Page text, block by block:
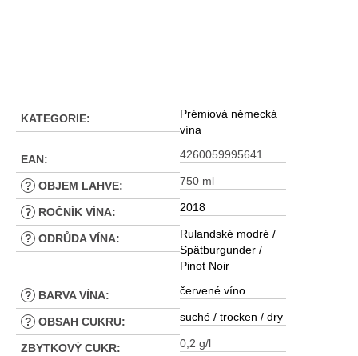
KATEGORIE:
Prémiová německá
vína
EAN: 4260059995641
? OBJEM LAHVE: 750 ml
? ROČNÍK VÍNA: 2018
? ODRŮDA VÍNA:
Rulandské modré /
Spätburgunder /
Pinot Noir
? BARVA VÍNA: červené víno
? OBSAH CUKRU: suché / trocken / dry
ZBYTKOVÝ CUKR: 0,2 g/l